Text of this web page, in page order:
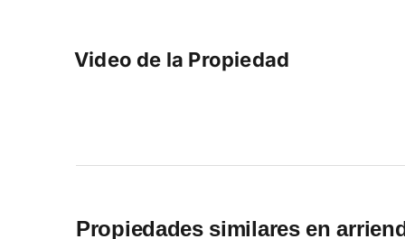
Video de la Propiedad
Propiedades similares en